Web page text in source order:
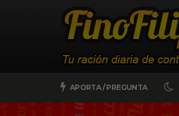
APORTA / PREGUNTA